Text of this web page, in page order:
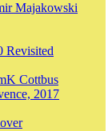
Majakowski
Revisited
Cottbus
2017